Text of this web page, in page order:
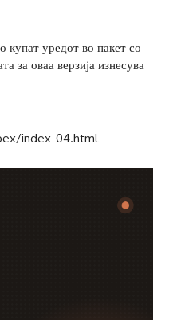
купат уредот во пакет со
за оваа верзија изнесува
index-04.html